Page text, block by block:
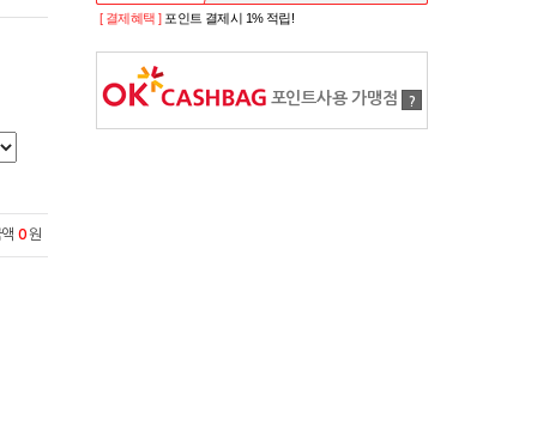
0 원
P
S
H
A
[ 결제혜택 ] 포인트 결제시 1% 적립!
포인트사용 가맹점 ?